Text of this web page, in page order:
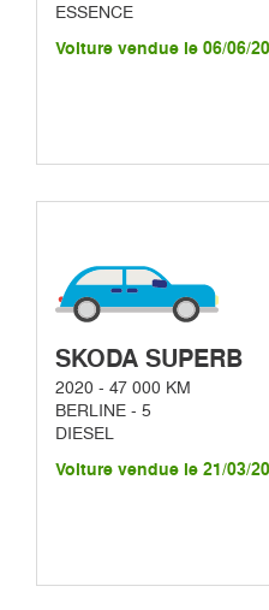
ESSENCE
Voiture vendue le 06/06/
SKODA SUPERB
2020 - 47 000 KM
BERLINE - 5
DIESEL
Voiture vendue le 21/03/